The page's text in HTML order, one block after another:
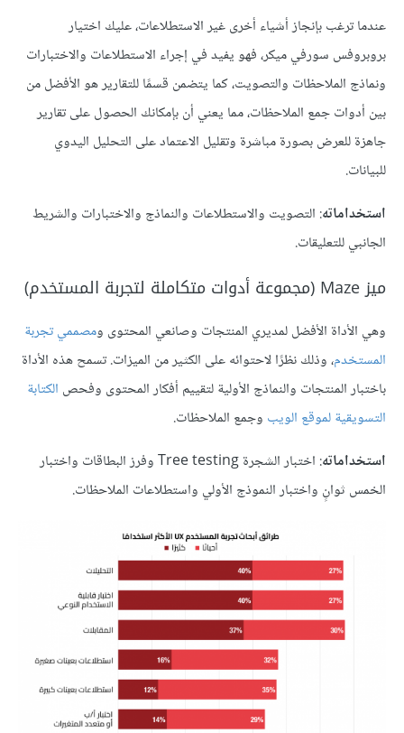
عندما ترغب بإنجاز أشياء أخرى غير الاستطلاعات، عليك اختيار
بروبروفس سورفي ميكر، فهو يفيد في إجراء الاستطلاعات والاختبارات
ونماذج الملاحظات والتصويت، كما يتضمن قسمًا للتقارير هو الأفضل من
بين أدوات جمع الملاحظات، مما يعني أن بإمكانك الحصول على تقارير
جاهزة للعرض بصورة مباشرة وتقليل الاعتماد على التحليل اليدوي
للبيانات.
استخداماته: التصويت والاستطلاعات والنماذج والاختبارات والشريط
الجانبي للتعليقات.
ميز Maze (مجموعة أدوات متكاملة لتجربة المستخدم)
وهي الأداة الأفضل لمديري المنتجات وصانعي المحتوى ومصممي تجربة
المستخدم، وذلك نظرًا لاحتوائه على الكثير من الميزات. تسمح هذه الأداة
باختبار المنتجات والنماذج الأولية لتقييم أفكار المحتوى وفحص الكتابة
التسويقية لموقع الويب وجمع الملاحظات.
استخداماته
: اختبار الشجرة Tree testing وفرز البطاقات واختبار
الخمس ثوانٍ واختبار النموذج الأولي واستطلاعات الملاحظات.